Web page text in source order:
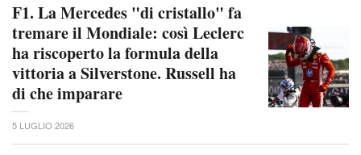
F1. La Mercedes "di cristallo" fa
tremare il Mondiale: così Leclerc
ha riscoperto la formula della
vittoria a Silverstone. Russell ha
di che imparare
5 LUGLIO 2026